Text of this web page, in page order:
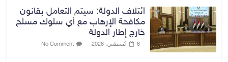
ائتلاف الدولة: سيتم التعامل بقانون
مكافحة الإرهاب مع أي سلوك مسلح
خارج إطار الدولة
6 أغسطس، 2026 No Comment